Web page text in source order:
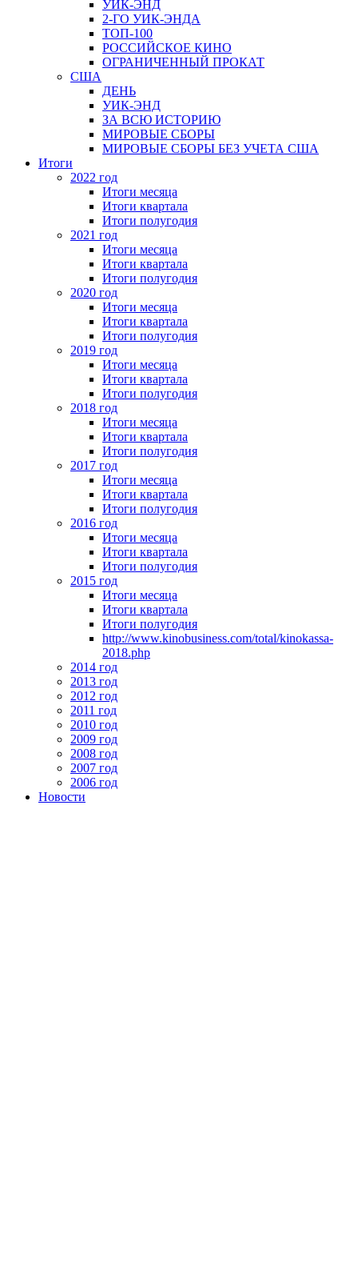
УИК-ЭНД
2-ГО УИК-ЭНДА
ТОП-100
РОССИЙСКОЕ КИНО
ОГРАНИЧЕННЫЙ ПРОКАТ
США
ДЕНЬ
УИК-ЭНД
ЗА ВСЮ ИСТОРИЮ
МИРОВЫЕ СБОРЫ
МИРОВЫЕ СБОРЫ БЕЗ УЧЕТА США
Итоги
2022 год
Итоги месяца
Итоги квартала
Итоги полугодия
2021 год
Итоги месяца
Итоги квартала
Итоги полугодия
2020 год
Итоги месяца
Итоги квартала
Итоги полугодия
2019 год
Итоги месяца
Итоги квартала
Итоги полугодия
2018 год
Итоги месяца
Итоги квартала
Итоги полугодия
2017 год
Итоги месяца
Итоги квартала
Итоги полугодия
2016 год
Итоги месяца
Итоги квартала
Итоги полугодия
2015 год
Итоги месяца
Итоги квартала
Итоги полугодия
http://www.kinobusiness.com/total/kinokassa-
2018.php
2014 год
2013 год
2012 год
2011 год
2010 год
2009 год
2008 год
2007 год
2006 год
Новости